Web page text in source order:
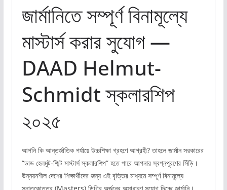
জার্মানিতে সম্পূর্ণ বিনামূল্যে
মাস্টার্স করার সুযোগ —
DAAD Helmut-
Schmidt স্কলারশিপ
২০২৫
আপনি কি আন্তর্জাতিক পর্যায়ে উচ্চশিক্ষা গ্রহণে আগ্রহী? তাহলে জার্মান সরকারের
“ডাড হেলমুট-শ্মিট মাস্টার্স স্কলারশিপ” হতে পারে আপনার স্বপ্নপূরণের সিঁড়ি।
উন্নয়নশীল দেশের শিক্ষার্থীদের জন্য এই বৃত্তির মাধ্যমে সম্পূর্ণ বিনামূল্যে
স্নাতকোত্তর (Masters) ডিগ্রি অর্জনের অসাধারণ সুযোগ দিচ্ছে জার্মানি।